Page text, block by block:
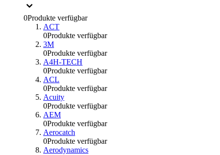
0Produkte verfügbar
ACT
0Produkte verfügbar
3M
0Produkte verfügbar
A4H-TECH
0Produkte verfügbar
ACL
0Produkte verfügbar
Acuity
0Produkte verfügbar
AEM
0Produkte verfügbar
Aerocatch
0Produkte verfügbar
Aerodynamics